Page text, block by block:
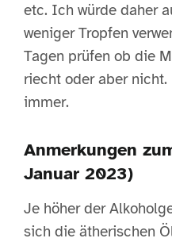
etc. Ich würde daher
weniger Tropfen
Tagen prüfen ob die
riecht oder aber
immer.
Anmerkungen
Januar 2023)
Je höher der
sich die ätherischen